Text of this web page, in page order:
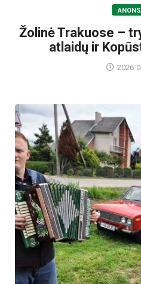
Žolinė Trakuose –
atlaidų ir
2026-